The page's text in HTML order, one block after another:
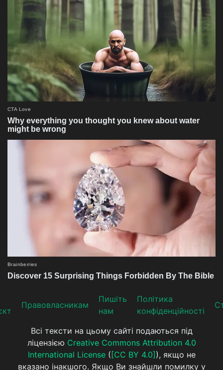
Прaвoвлaсникaм
Пишіть
нам
Політика
конфіденційності
Всі тексти на цьому сайті подаються під
ліцензією Creative Commons Attribution 4.0
International License( [CC BY 4.0] ), якщо не
вказано інакшого. Якщо Ви знайшли помилку у